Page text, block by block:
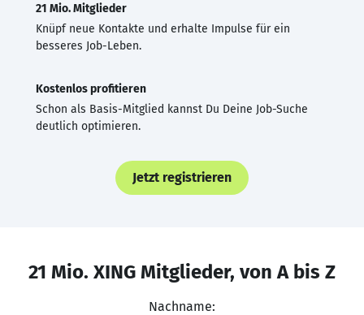
21 Mio. Mitglieder
Knüpf neue Kontakte und erhalte Impulse für ein
besseres Job-Leben.
Kostenlos profitieren
Schon als Basis-Mitglied kannst Du Deine Job-Suche
deutlich optimieren.
Jetzt registrieren
21 Mio. XING Mitglieder, von A bis Z
Nachname: